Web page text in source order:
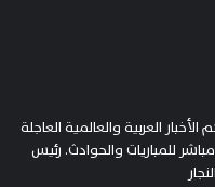
العربية والعالمية العاجلة
للمباريات والحوادث. رئيس